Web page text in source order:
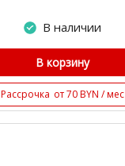
В наличии
В корзину
Рассрочка от 70 BYN / мес